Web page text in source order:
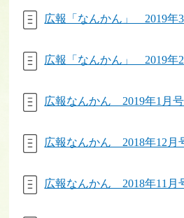
広報「なんかん」 2019年3
広報「なんかん」 2019年2
広報なんかん 2019年1月号
広報なんかん 2018年12月
広報なんかん 2018年11月